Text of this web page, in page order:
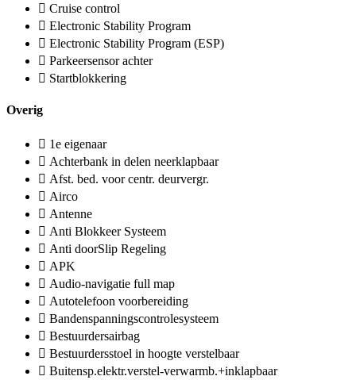
Cruise control
Electronic Stability Program
Electronic Stability Program (ESP)
Parkeersensor achter
Startblokkering
Overig
1e eigenaar
Achterbank in delen neerklapbaar
Afst. bed. voor centr. deurvergr.
Airco
Antenne
Anti Blokkeer Systeem
Anti doorSlip Regeling
APK
Audio-navigatie full map
Autotelefoon voorbereiding
Bandenspanningscontrolesysteem
Bestuurdersairbag
Bestuurdersstoel in hoogte verstelbaar
Buitensp.elektr.verstel-verwarmb.+inklapbaar